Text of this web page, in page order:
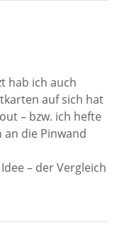
hab ich auch
auf sich hat
– bzw. ich hefte
die Pinwand
– der Vergleich